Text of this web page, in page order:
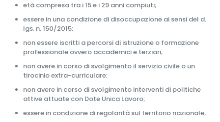
età compresa tra i 15 e i 29 anni compiuti;
essere in una condizione di disoccupazione ai sensi del d.
lgs. n. 150/2015;
non essere iscritti a percorsi di istruzione o formazione
professionale ovvero accademici e terziari;
non avere in corso di svolgimento il servizio civile o un
tirocinio extra-curriculare;
non avere in corso di svolgimento interventi di politiche
attive attuate con Dote Unica Lavoro;
essere in condizione di regolarità sul territorio nazionale;